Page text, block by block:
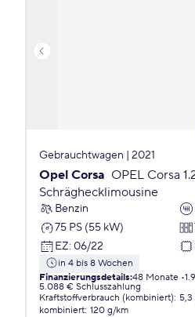
Gebrauchtwagen | 2021
Opel Corsa OPEL Corsa
Schräghecklimousine
Benzin
75 PS (55 kW)
EZ: 06/22
in 4 bis 8 Wochen
Finanzierungsdetails:48 Monate
5.088 € Schlusszahlung
Kraftstoffverbrauch (kombiniert): 5,3
kombiniert: 120 g/km